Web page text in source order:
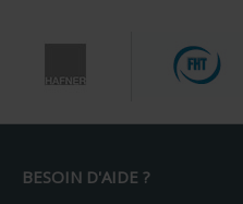
BESOIN D'AIDE ?